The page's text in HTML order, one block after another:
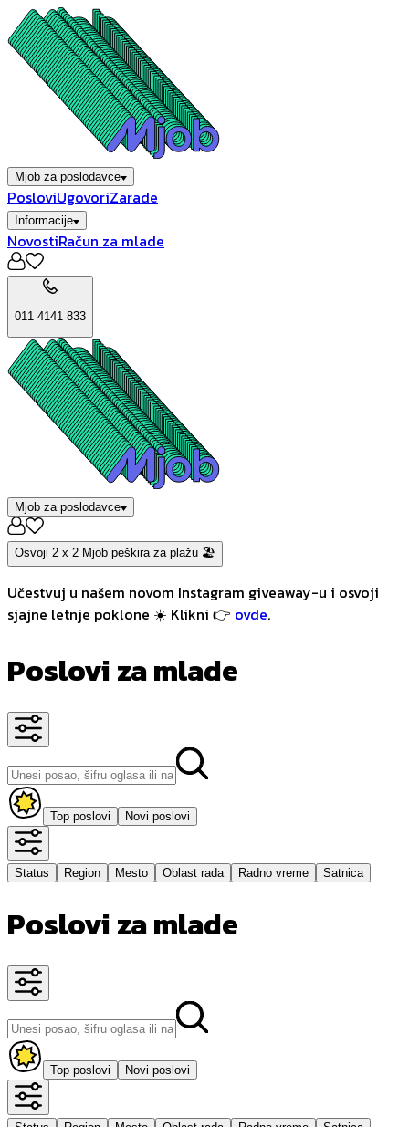
Mjob za poslodavce
PosloviUgovoriZarade
Informacije
NovostiRačun za mlade
011 4141 833
Mjob za poslodavce
Osvoji 2 x 2 Mjob peškira za plažu 🏖️
Učestvuj u našem novom Instagram giveaway-u i osvoji
sjajne letnje poklone ☀️ Klikni 👉 ovde.
Poslovi za mlade
Top poslovi Novi poslovi
Status Region Mesto Oblast rada Radno vreme Satnica
Poslovi za mlade
Top poslovi Novi poslovi